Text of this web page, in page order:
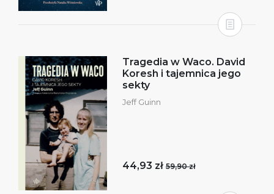
Tragedia w Waco. David
Koresh i tajemnica jego
sekty
Jeff Guinn
44,93 zł 59,90 zł